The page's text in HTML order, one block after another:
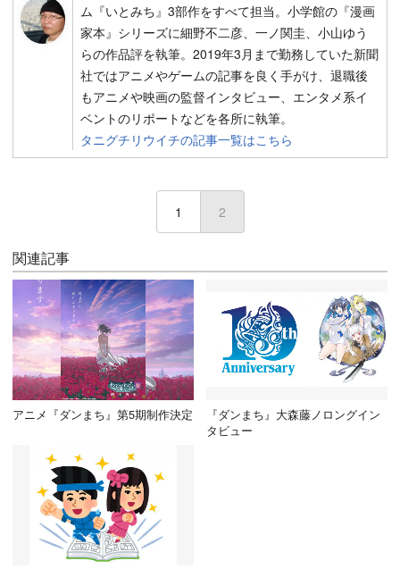
ム『いとみち』3部作をすべて担当。小学館の『漫画
家本』シリーズに細野不二彦、一ノ関圭、小山ゆう
らの作品評を執筆。2019年3月まで勤務していた新聞
社ではアニメやゲームの記事を良く手がけ、退職後
もアニメや映画の監督インタビュー、エンタメ系イ
ベントのリポートなどを各所に執筆。
タニグチリウイチの記事一覧はこちら
1 2
関連記事
アニメ『ダンまち』第5期制作決定
『ダンまち』大森藤ノロングイン
タビュー